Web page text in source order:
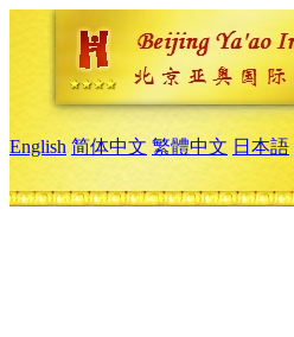
English 简体中文 繁體中文 日本語